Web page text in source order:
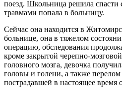
поезд. Школьница решила спасти
травмами попала в больницу.
Сейчас она находится в
больнице, она в тяжелом
операцию, обследования
кроме закрытой черепно-
головного мозга, девочка
головы и голени, а также
пострадавшей в настоящее время